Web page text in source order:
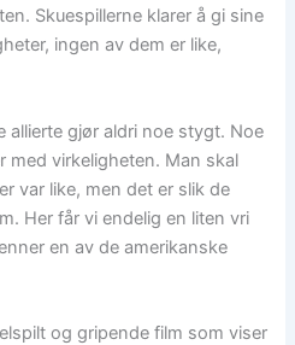
Skuespillerne klarer å gi sine
ingen av dem er like,
allierte gjør aldri noe stygt. Noe
med virkeligheten. Man skal
var like, men det er slik de
Her får vi endelig en liten vri
en av de amerikanske
og gripende film som viser